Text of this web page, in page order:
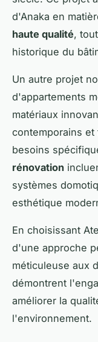
d'Anaka en
haute qualité,
historique du
Un autre projet
d'appartements
matériaux
contemporains
besoins
rénovation
systèmes
esthétique
En choisissant
d'une approche
méticuleuse aux
démontrent
améliorer la
l'environnement.